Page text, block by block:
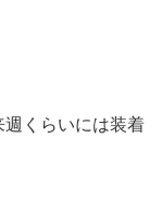
くらいには装着